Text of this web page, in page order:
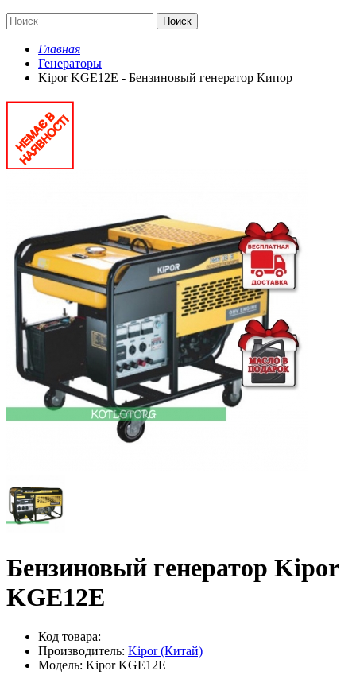
Поиск
Главная
Генераторы
Kipor KGE12E - Бензиновый генератор Кипор
Бензиновый генератор Kipor
KGE12E
Код товара:
Производитель: Kipor (Китай)
Модель: Kipor KGE12E